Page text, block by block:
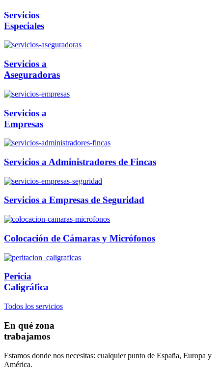
Servicios
Especiales
Servicios a
Aseguradoras
Servicios a
Empresas
Servicios a Administradores de Fincas
Servicios a Empresas de Seguridad
Colocación de Cámaras y Micrófonos
Pericia
Caligráfica
Todos los servicios
En qué zona
trabajamos
Estamos donde nos necesitas: cualquier punto de España, Europa y
América.